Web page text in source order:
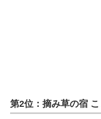
第2位：摘み草の宿 こ